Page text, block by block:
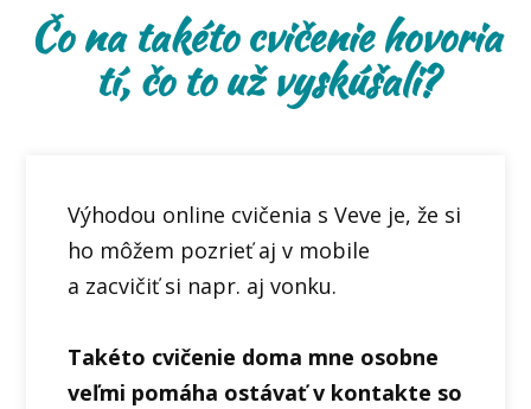
Čo na takéto cvičenie hovoria
tí, čo to už vyskúšali?
Výhodou online cvičenia s Veve je, že si
ho môžem pozrieť aj v mobile
a zacvičiť si napr. aj vonku.
Takéto cvičenie doma mne osobne
veľmi pomáha ostávať v kontakte so